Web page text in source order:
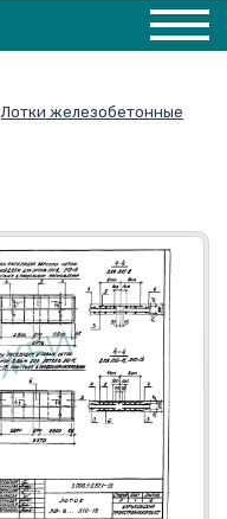
Лотки железобетонные